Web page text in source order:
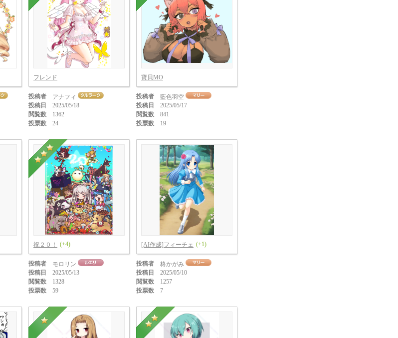
フレンド
投稿者
アナフィ
投稿日
2025/05/18
閲覧数
1362
投票数
24
寶貝MO
投稿者
藍色羽空
投稿日
2025/05/17
閲覧数
841
投票数
19
祝２０！ (+4)
投稿者
モロリン
投稿日
2025/05/13
閲覧数
1328
投票数
59
[AI作成]フィーチェ (+1)
投稿者
柊かがみ
投稿日
2025/05/10
閲覧数
1257
投票数
7